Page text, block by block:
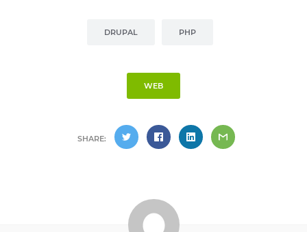
DRUPAL PHP
WEB
SHARE: